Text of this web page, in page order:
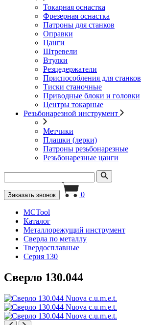
Токарная оснастка
Фрезерная оснастка
Патроны для станков
Оправки
Цанги
Штревели
Втулки
Резцедержатели
Приспособления для станков
Тиски станочные
Приводные блоки и головки
Центры токарные
Резьбонарезной инструмент
Метчики
Плашки (лерки)
Патроны резьбонарезные
Резьбонарезные цанги
Заказать звонок 0
MCTool
Каталог
Металлорежущий инструмент
Сверла по металлу
Твердосплавные
Серия 130
Сверло 130.044